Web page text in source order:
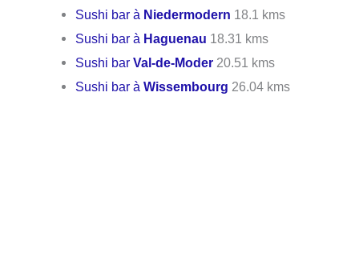
Sushi bar à Niedermodern 18.1 kms
Sushi bar à Haguenau 18.31 kms
Sushi barVal-de-Moder 20.51 kms
Sushi bar àWissembourg 26.04 kms